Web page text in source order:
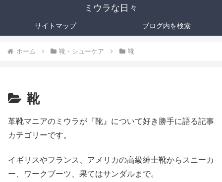
ミウラな日々
サイトマップ ブログ内を検索
ホーム 靴・シューケア 靴
靴
革靴マニアのミウラが『靴』について好き勝手に語る記事
カテゴリーです。
イギリスやフランス、アメリカの高級紳士靴からスニーカ
ー、ワークブーツ、果てはサンダルまで。